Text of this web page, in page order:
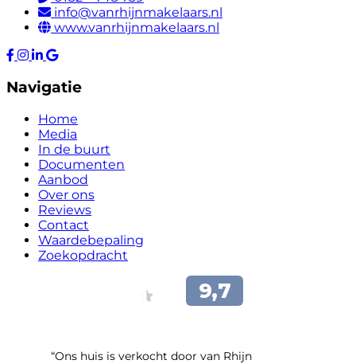
info@vanrhijnmakelaars.nl
www.vanrhijnmakelaars.nl
Navigatie
Home
Media
In de buurt
Documenten
Aanbod
Over ons
Reviews
Contact
Waardebepaling
Zoekopdracht
“Ons huis is verkocht door van Rhijn